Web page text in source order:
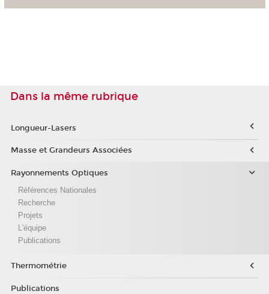
Dans la même rubrique
Longueur-Lasers
Masse et Grandeurs Associées
Rayonnements Optiques
Références Nationales
Recherche
Projets
L'équipe
Publications
Thermométrie
Publications